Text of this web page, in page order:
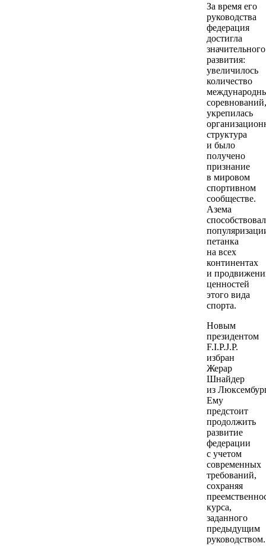
За время его
руководства
федерация
достигла
значительного
развития:
увеличилось
количество
соревнований,
укрепилась
структура
и было
получено
признание
в мировом
спортивном
сообществе.
Азема
способствовал
петанка
на всех
континентах
и
ценностей
этого вида
спорта.
Новым
президентом
F.I.P.J.P.
избран
Жерар
Шнайдер
из
Ему
предстоит
продолжить
развитие
федерации
с учетом
современных
требований,
сохраняя
курса,
заданного
предыдущим
руководством.